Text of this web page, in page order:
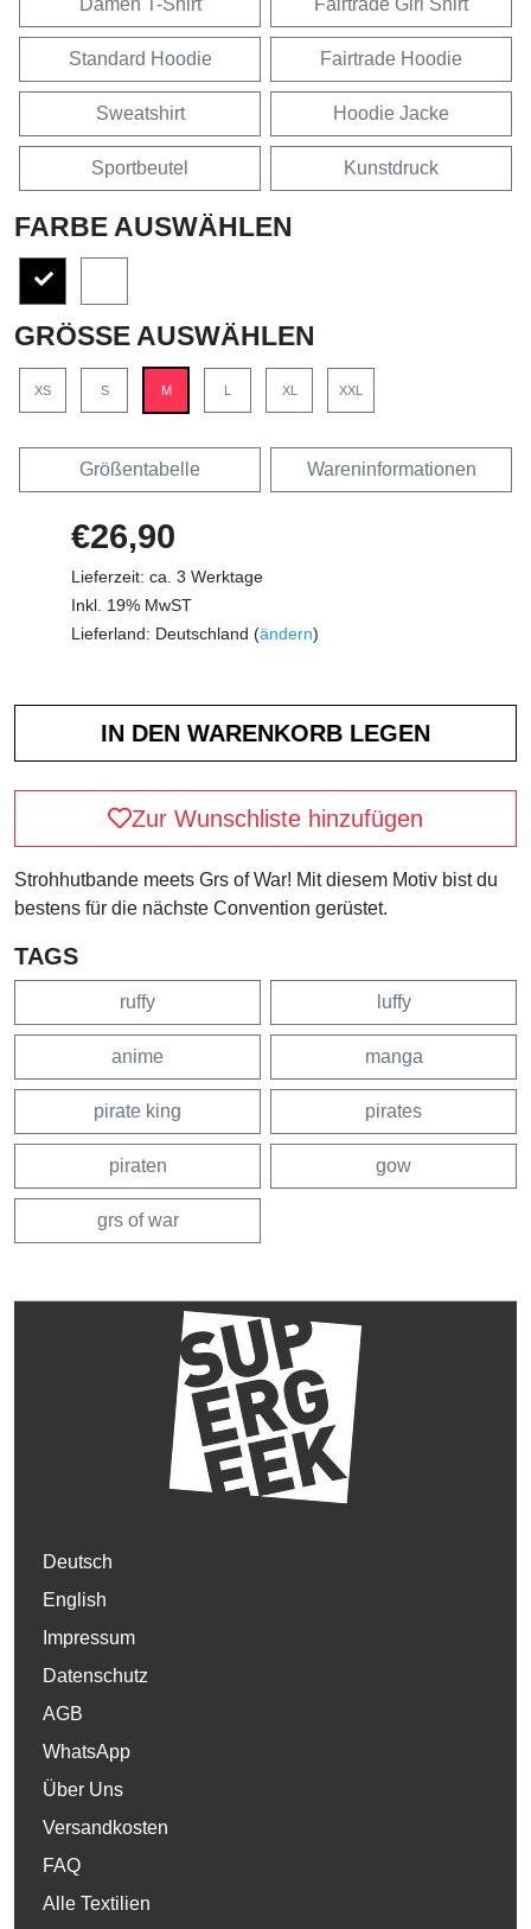
Standard Hoodie Fairtrade Hoodie
Sweatshirt Hoodie Jacke
Sportbeutel Kunstdruck
FARBE AUSWÄHLEN
GRÖSSE AUSWÄHLEN
XS S M L XL XXL
Größentabelle Wareninformationen
€26,90
Lieferzeit: ca. 3 Werktage
Inkl. 19% MwST
Lieferland: Deutschland (ändern)
Zur Wunschliste hinzufügen
Strohhutbande meets Grs of War! Mit diesem Motiv bist du
bestens für die nächste Convention gerüstet.
TAGS
ruffy luffy
anime manga
pirate king pirates
piraten gow
grs of war
Deutsch
English
Impressum
Datenschutz
AGB
WhatsApp
Über Uns
Versandkosten
FAQ
Alle Textilien